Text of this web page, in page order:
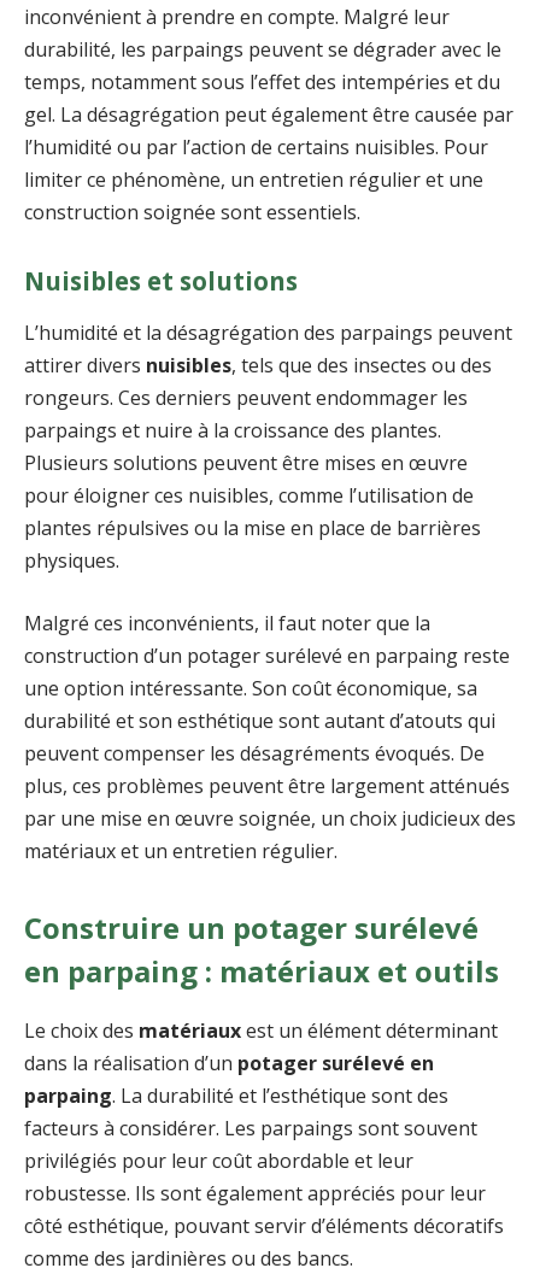
inconvénient à prendre en compte. Malgré leur
durabilité, les parpaings peuvent se dégrader avec le
temps, notamment sous l’effet des intempéries et du
gel. La désagrégation peut également être causée par
l’humidité ou par l’action de certains nuisibles. Pour
limiter ce phénomène, un entretien régulier et une
construction soignée sont essentiels.
Nuisibles et solutions
L’humidité et la désagrégation des parpaings peuvent
attirer divers nuisibles, tels que des insectes ou des
rongeurs. Ces derniers peuvent endommager les
parpaings et nuire à la croissance des plantes.
Plusieurs solutions peuvent être mises en œuvre
pour éloigner ces nuisibles, comme l’utilisation de
plantes répulsives ou la mise en place de barrières
physiques.
Malgré ces inconvénients, il faut noter que la
construction d’un potager surélevé en parpaing reste
une option intéressante. Son coût économique, sa
durabilité et son esthétique sont autant d’atouts qui
peuvent compenser les désagréments évoqués. De
plus, ces problèmes peuvent être largement atténués
par une mise en œuvre soignée, un choix judicieux des
matériaux et un entretien régulier.
Construire un potager surélevé
en parpaing : matériaux et outils
Le choix des matériauxest un élément déterminant
dans la réalisation d’un potager surélevé en
parpaing. La durabilité et l’esthétique sont des
facteurs à considérer. Les parpaings sont souvent
privilégiés pour leur coût abordable et leur
robustesse. Ils sont également appréciés pour leur
côté esthétique, pouvant servir d’éléments décoratifs
comme des jardinières ou des bancs.